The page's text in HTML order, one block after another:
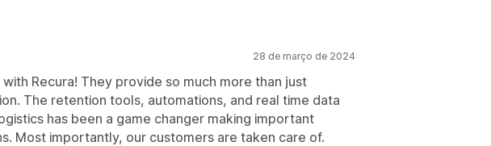
Widget personalizado
Branding personalizado
28 de março de 2024
Recura! They provide so much more than just
The retention tools, automations, and real time data
has been a game changer making important
Most importantly, our customers are taken care of.